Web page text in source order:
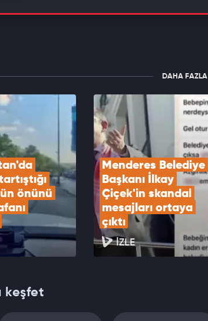
DAHA FAZLA
önünü
Menderes Belediye
Başkanı İlkay
Çiçek'in skandal
mesajları ortaya
çıktı
İZLE
keşfet